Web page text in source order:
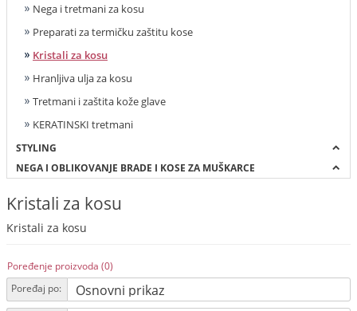
Nega i tretmani za kosu
Preparati za termičku zaštitu kose
Kristali za kosu
Hranljiva ulja za kosu
Tretmani i zaštita kože glave
KERATINSKI tretmani
STYLING
NEGA I OBLIKOVANJE BRADE I KOSE ZA MUŠKARCE
Kristali za kosu
Kristali za kosu
Poređenje proizvoda (0)
Poređaj po: